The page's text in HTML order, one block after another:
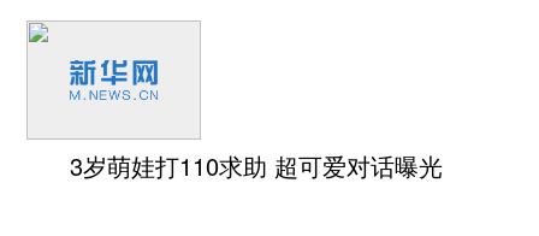
3岁萌娃打110求助 超可爱对话曝光